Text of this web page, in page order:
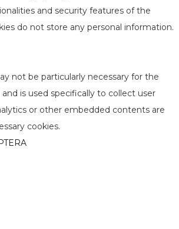
and security features of the
do not store any personal information.
not be particularly necessary for the
is used specifically to collect user
or other embedded contents are
cookies.